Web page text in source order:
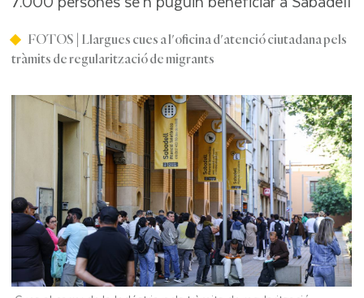
FOTOS | Llargues cues a l'oficina d'atenció ciutadana pels
tràmits de regularització de migrants